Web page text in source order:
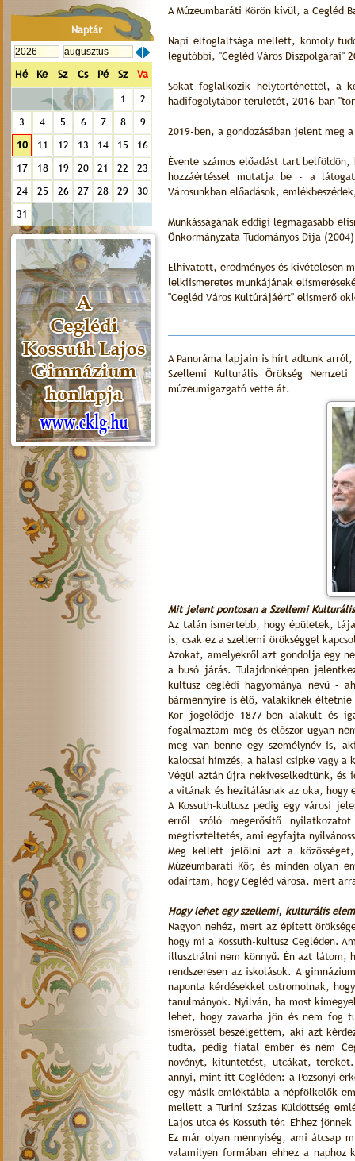
Naptár
Hé Ke Sz Cs Pé Sz Va
1
2
3
4 5 6 7 8
9
10
11 12 13 14 15
16
17
18 19 20 21 22
23
24
25 26 27 28 29
30
31
A Múzeumbaráti Körön kívül, a Cegléd
Napi elfoglaltsága mellett, komoly
legutóbbi, "Cegléd Város Díszpolgárai"
Sokat foglalkozik helytörténettel, a
hadifogolytábor területét, 2016-ban
2019-ben, a gondozásában jelent meg
Évente számos előadást tart
hozzáértéssel mutatja be - a
Városunkban előadások,
Munkásságának eddigi legmagasabb
Önkormányzata Tudományos Díja
Elhivatott, eredményes és kivételesen
lelkiismeretes munkájának
"Cegléd Város Kultúrájáért" elismerő
A Panoráma lapjain is hírt adtunk arról,
Szellemi Kulturális Örökség
múzeumigazgató vette át.
Mit jelent pontosan a Szellemi
Az talán ismertebb, hogy épületek,
is, csak ez a szellemi örökséggel
Azokat, amelyekről azt gondolja egy
a busó járás. Tulajdonképpen
kultusz ceglédi hagyománya nevű –
bármennyire is élő, valakiknek éltetnie
Kör jogelődje 1877-ben alakult és
fogalmaztam meg és először ugyan
meg van benne egy személynév is,
kalocsai hímzés, a halasi csipke vagy
Végül aztán újra nekiveselkedtünk, és
a vitának és hezitálásnak az oka,
A Kossuth-kultusz pedig egy városi
erről szóló megerősítő
megtiszteltetés, ami egyfajta
Meg kellett jelölni azt a
Múzeumbaráti Kör, és minden olyan
odaírtam, hogy Cegléd városa, mert
Hogy lehet egy szellemi, kulturális
Nagyon nehéz, mert az épített
hogy mi a Kossuth-kultusz Cegléden.
illusztrálni nem könnyű. Én azt látom,
rendszeresen az iskolások. A
naponta kérdésekkel ostromolnak,
tanulmányok. Nyilván, ha most
lehet, hogy zavarba jön és nem fog
ismerőssel beszélgettem, aki azt
tudta, pedig fiatal ember és nem
növényt, kitüntetést, utcákat, tereket.
annyi, mint itt Cegléden: a Pozsonyi
egy másik emléktábla a népfölkelők
mellett a Turini Százas Küldöttség
Lajos utca és Kossuth tér. Ehhez
Ez már olyan mennyiség, ami átcsap
valamilyen formában ehhez a naphoz